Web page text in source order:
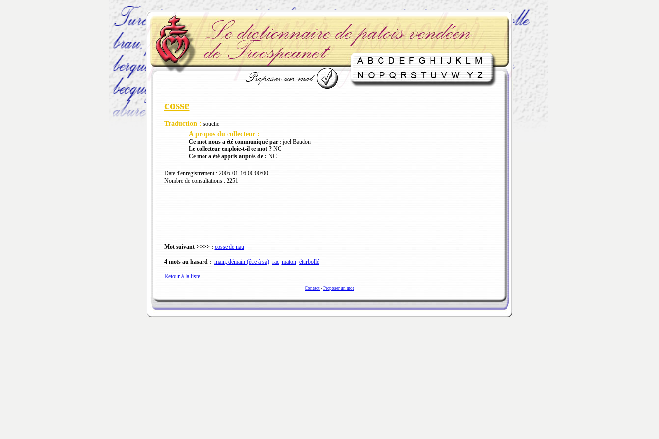
cosse
Traduction : souche
A propos du collecteur :
Ce mot nous a été communiqué par : joël Baudon
Le collecteur emploie-t-il ce mot ?NC
Ce mot a été appris auprès de : NC
Date d'enregistrement : 2005-01-16 00:00:00
Nombre de consultations : 2251
Mot suivant >>>> : cosse de nau
4 mots au hasard : main, démain (être à sa) rac maton éturbollé
Retour à la liste
Contact - Proposer un mot